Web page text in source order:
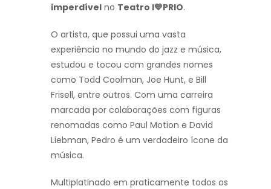
imperdível no Teatro I💙PRIO.
O artista, que possui uma vasta
experiência no mundo do jazz e música,
estudou e tocou com grandes nomes
como Todd Coolman, Joe Hunt, e Bill
Frisell, entre outros. Com uma carreira
marcada por colaborações com figuras
renomadas como Paul Motion e David
Liebman, Pedro é um verdadeiro ícone da
música.
Multiplatinado em praticamente todos os